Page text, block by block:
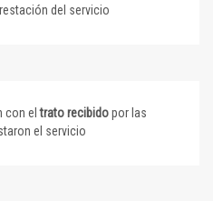
del servicio
con eltrato recibidopor las
el servicio